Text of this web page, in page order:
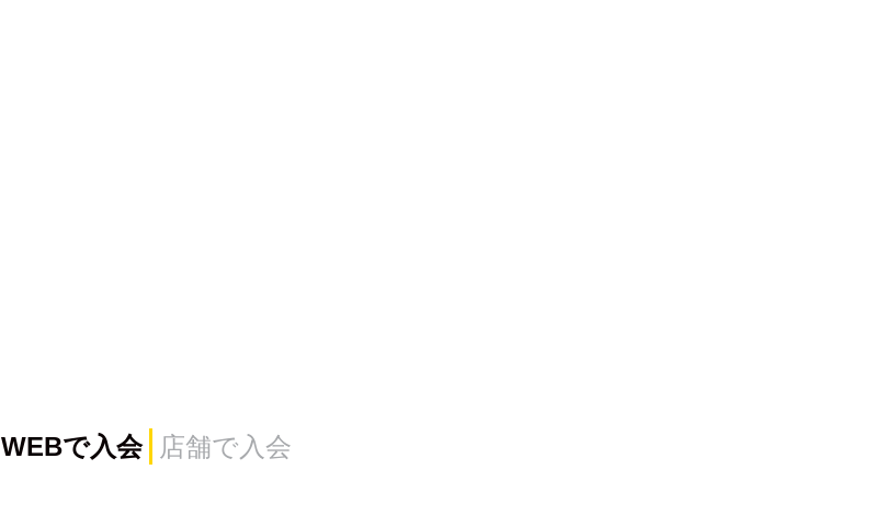
WEBで入会 店舗で入会